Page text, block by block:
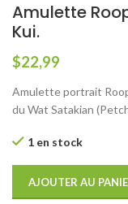
Amulette
Kui.
$22,99
Amulette portrait
du Wat Satakian
1 en stock
AJOUTER AU